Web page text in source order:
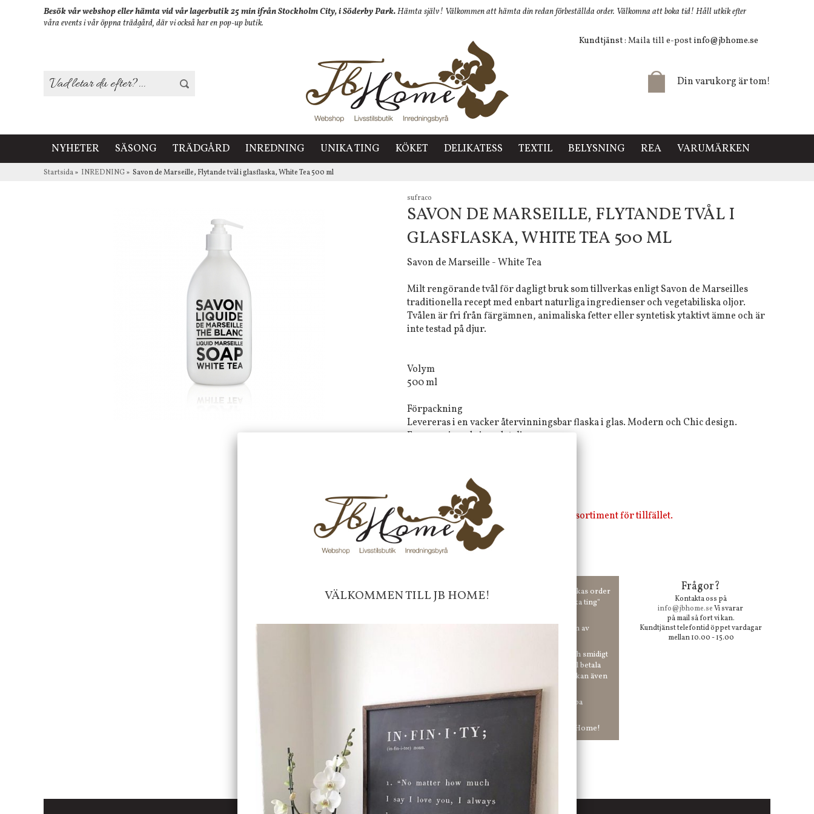
Besök vår webshop eller hämta vid vår lagerbutik 25 min ifrån Stockholm City, i Söderby Park.Hämta själv! Välkommen att hämta din redan förbeställda order. Välkomna att boka tid! Håll utkik efter
våra events i vår öppna trädgård, där vi också har en pop-up butik.
Kundtjänst: Maila till e-post info@jbhome.se
Din varukorg är tom!
NYHETER SÄSONG TRÄDGÅRD INREDNING UNIKA TING KÖKET DELIKATESS TEXTIL BELYSNING REA VARUMÄRKEN
Startsida» INREDNING» Savon de Marseille, Flytande tvål i glasflaska, White Tea 500 ml
sufraco
SAVON DE MARSEILLE, FLYTANDE TVÅL I
GLASFLASKA, WHITE TEA 500 ML
Savon de Marseille - White Tea
Milt rengörande tvål för dagligt bruk som tillverkas enligt Savon de Marseilles
traditionella recept med enbart naturliga ingredienser och vegetabiliska oljor.
Tvålen är fri från färgämnen, animaliska fetter eller syntetisk ytaktivt ämne och är
inte testad på djur.
Volym
500 ml
Förpackning
Levereras i en vacker återvinningsbar flaska i glas. Modern och Chic design.
En snygg inredningsdetalj.
Tyvärr ingår inte denna produkt i vårt sortiment för tillfället.
Till butikens startsida »
Frakt 99 kr, handlar du över 2000 kr skickas order
fraktfritt. 100 kr - 400 kr i frakt för våra "unika ting"
10 % rabatt på din första order vid anmälan av
Faktura 0 kr. Hos oss betalar du enkelt och smidigt
med KLARNA CHECKOUT. Välj själv hur du vill betala
mellan alla Klarnas betalningstjänster. Och du kan även
välja PAYSON betalningstjänst.
Nöjda kunder och strävar efter att ha snabba
-ligt Tack för att just Du tittar in hos Jb Home!
Frågor?
Kontakta oss på
info@jbhome.seVi svarar
på mail så fort vi kan.
Kundtjänst telefontid öppet vardagar
mellan 10.00 - 15.00
DU KANSKE OCKSÅ ÄR INTRESSERAD AV
VÄLKOMMEN TILL JB HOME!